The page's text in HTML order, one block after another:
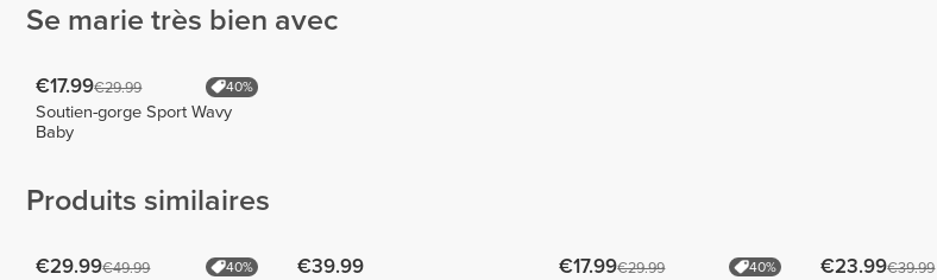
Se marie très bien avec
€17.99€29.99 40%
Soutien-gorge Sport Wavy
Baby
Produits similaires
€29.99€49.99 40% €39.99 €17.99€29.99 40% €23.99€39.99